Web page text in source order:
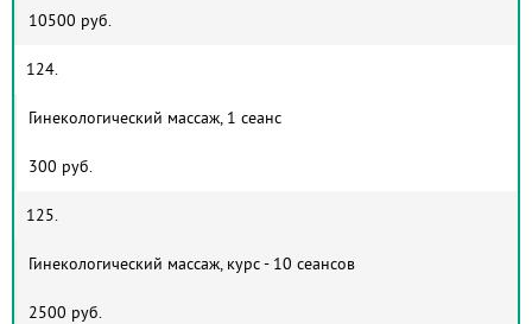
10500 руб.
124.
Гинекологический массаж, 1 сеанс
300 руб.
125.
Гинекологический массаж, курс - 10 сеансов
2500 руб.